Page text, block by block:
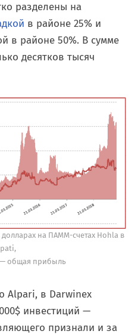
разделены на
в районе 25% и
в районе 50%. В сумме
десятков тысяч
на ПАММ-счетах Hohla в
общая прибыль
Alpari, в Darwinex
инвестиций —
признали и за